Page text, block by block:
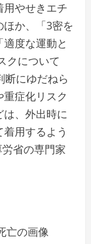
用やせきエチ
か、「3密を
度な運動と
クについて
断にゆだねら
症化リスク
は、外出時に
用するよう
省の専門家
亡の画像